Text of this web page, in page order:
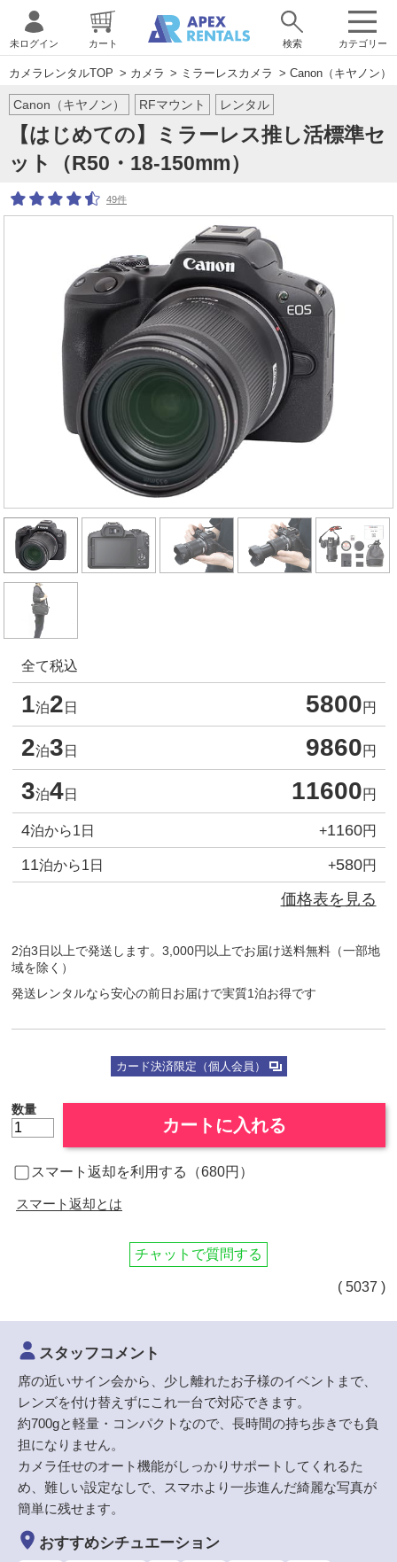
カテゴリー
未ログイン カート 検索
カメラレンタルTOP > カメラ > ミラーレスカメラ > Canon（キヤノン）
Canon（キヤノン）
【はじめての】ミラーレス推し活標準セ
ット（R50・18-150mm）
RFマウント レンタル
49件
全て税込
1泊2 日 5800円
2泊3 日 9860円
3泊4日 11600円
4泊から1日 +1160円
11泊から1日 +580円
価格表を見る
2泊3日以上で発送します。3,000円以上でお届け送料無料（一部地
域を除く）
発送レンタルなら安心の前日お届けで実質1泊お得です
カード決済限定（個人会員）
数量
カートに入れる
スマート返却を利用する（680円）
スマート返却とは
チャットで質問する
( 5037 )
スタッフコメント
席の近いサイン会から、少し離れたお子様のイベントまで、
レンズを付け替えずにこれ一台で対応できます。
約700gと軽量・コンパクトなので、長時間の持ち歩きでも負
担になりません。
カメラ任せのオート機能がしっかりサポートしてくれるた
め、難しい設定なしで、スマホより一歩進んだ綺麗な写真が
簡単に残せます。
おすすめシチュエーション